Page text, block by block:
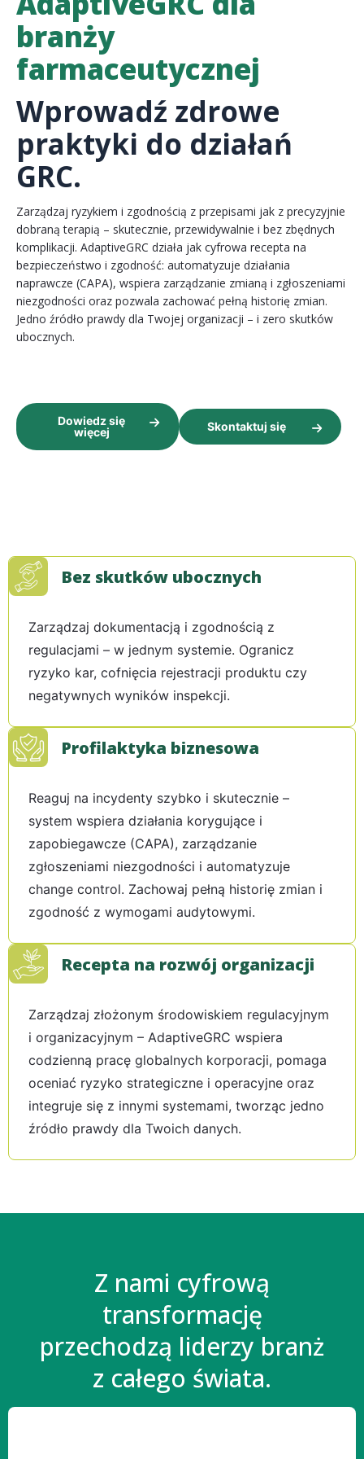
branży
farmaceutycznej
Wprowadź zdrowe
praktyki do działań
GRC.
Zarządzaj ryzykiem i zgodnością z przepisami jak z precyzyjnie
dobraną terapią – skutecznie, przewidywalnie i bez zbędnych
komplikacji. AdaptiveGRC działa jak cyfrowa recepta na
bezpieczeństwo i zgodność: automatyzuje działania
naprawcze (CAPA), wspiera zarządzanie zmianą i zgłoszeniami
niezgodności oraz pozwala zachować pełną historię zmian.
Jedno źródło prawdy dla Twojej organizacji – i zero skutków
ubocznych.
Dowiedz się
więcej
Skontaktuj się
Bez skutków ubocznych
Zarządzaj dokumentacją i zgodnością z
regulacjami – w jednym systemie. Ogranicz
ryzyko kar, cofnięcia rejestracji produktu czy
negatywnych wyników inspekcji.
Profilaktyka biznesowa
Reaguj na incydenty szybko i skutecznie –
system wspiera działania korygujące i
zapobiegawcze (CAPA), zarządzanie
zgłoszeniami niezgodności i automatyzuje
change control. Zachowaj pełną historię zmian i
zgodność z wymogami audytowymi.
Recepta na rozwój organizacji
Zarządzaj złożonym środowiskiem regulacyjnym
i organizacyjnym – AdaptiveGRC wspiera
codzienną pracę globalnych korporacji, pomaga
oceniać ryzyko strategiczne i operacyjne oraz
integruje się z innymi systemami, tworząc jedno
źródło prawdy dla Twoich danych.
Z nami cyfrową
transformację
przechodzą liderzy branż
z całego świata.